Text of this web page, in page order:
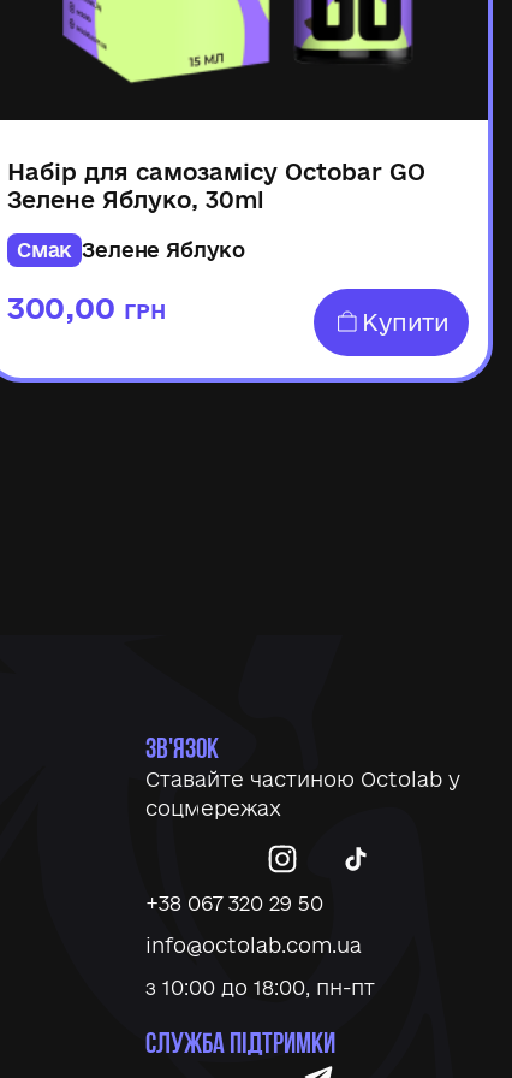
Набір для самозамісу Octobar GO
Зелене Яблуко, 30ml
Смак Зелене Яблуко
300,00 ГРН Купити
ЗВ'ЯЗОК
Ставайте частиною Octolab у
соцмережах
+38 067 320 29 50
info@octolab.com.ua
з 10:00 до 18:00, пн-пт
СЛУЖБА ПІДТРИМКИ